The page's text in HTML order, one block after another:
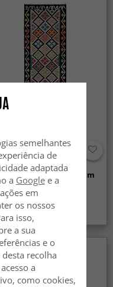
Oriental - Vegi Kelim
Woven - 80 x 268 cm
€
semelhantes
de
adaptada
a Googlee a
em
os nossos
isso,
a sua
e o
recolha
a
como cookies,